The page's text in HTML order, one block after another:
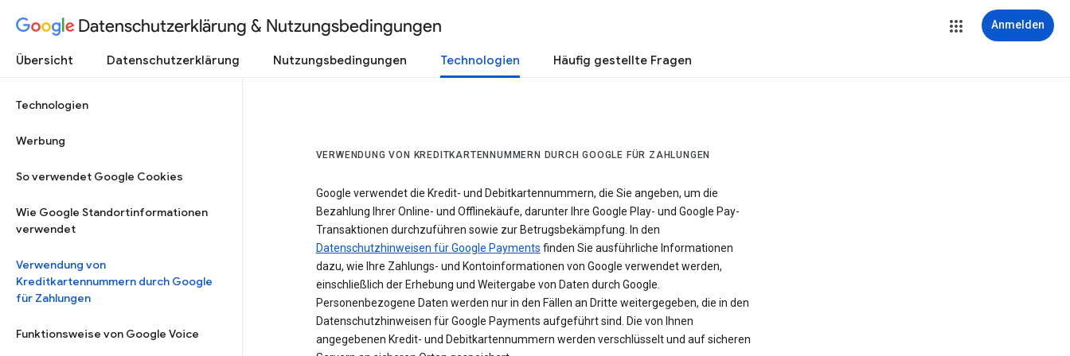
Datenschutzerklärung & Nutzungsbedingungen Anmelden
Übersicht Datenschutzerklärung Nutzungsbedingungen Technologien Häufig gestellte Fragen
Technologien
Werbung
So verwendet Google Cookies
Wie Google Standortinformationen
verwendet
Verwendung von
Kreditkartennummern durch Google
für Zahlungen
Funktionsweise von Google Voice
VERWENDUNG VON KREDITKARTENNUMMERN DURCH GOOGLE FÜR ZAHLUNGEN
Google verwendet die Kredit- und Debitkartennummern, die Sie angeben, um die
Bezahlung Ihrer Online- und Offlinekäufe, darunter Ihre Google Play- und Google Pay-
Transaktionen durchzuführen sowie zur Betrugsbekämpfung. In den
Datenschutzhinweisen für Google Payments finden Sie ausführliche Informationen
dazu, wie Ihre Zahlungs- und Kontoinformationen von Google verwendet werden,
einschließlich der Erhebung und Weitergabe von Daten durch Google.
Personenbezogene Daten werden nur in den Fällen an Dritte weitergegeben, die in den
Datenschutzhinweisen für Google Payments aufgeführt sind. Die von Ihnen
angegebenen Kredit- und Debitkartennummern werden verschlüsselt und auf sicheren